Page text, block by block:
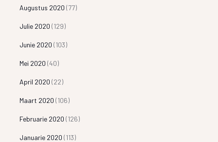
Augustus 2020 (77)
Julie 2020 (129)
Junie 2020 (103)
Mei 2020 (40)
April 2020 (22)
Maart 2020 (106)
Februarie 2020 (126)
Januarie 2020 (113)